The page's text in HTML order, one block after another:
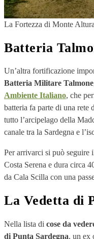
La Fortezza di Monte Altura
Batteria
Un’altra fortificazione
Batteria Militare Talmone
Ambiente Italiano, che
batteria fa parte di una
tutto l’arcipelago della
canale tra la Sardegna e
Per arrivarci si può seguire
Costa Serena e dura circa
da Cala Scilla con una
La Vedetta di
Nella lista di cose da
di Punta Sardegna, un ex